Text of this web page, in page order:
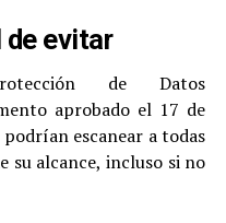
evitar
de Datos
aprobado el 17 de
escanear a todas
su alcance, incluso si no